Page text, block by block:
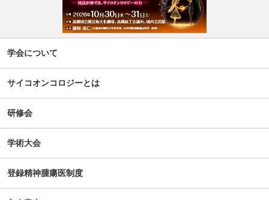
学会について
サイコオンコロジーとは
研修会
学術大会
登録精神腫瘍医制度